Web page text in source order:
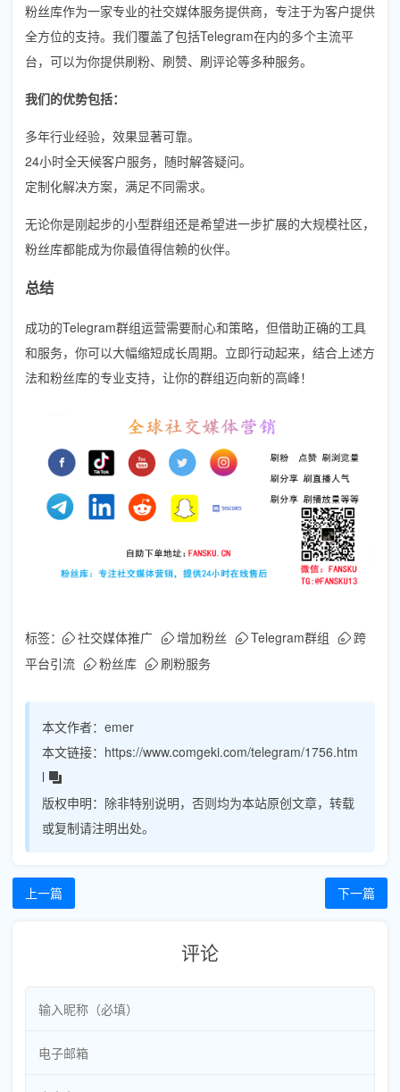
粉丝库作为一家专业的社交媒体服务提供商，专注于为客户提供
全方位的支持。我们覆盖了包括Telegram在内的多个主流平
台，可以为你提供刷粉、刷赞、刷评论等多种服务。
我们的优势包括：
多年行业经验，效果显著可靠。
24小时全天候客户服务，随时解答疑问。
定制化解决方案，满足不同需求。
无论你是刚起步的小型群组还是希望进一步扩展的大规模社区，
粉丝库都能成为你最值得信赖的伙伴。
总结
成功的Telegram群组运营需要耐心和策略，但借助正确的工具
和服务，你可以大幅缩短成长周期。立即行动起来，结合上述方
法和粉丝库的专业支持，让你的群组迈向新的高峰！
标签： 社交媒体推广 增加粉丝 Telegram群组
跨
平台引流
粉丝库 刷粉服务
本文作者： emer
本文链接： https://www.comgeki.com/telegram/1756.htm
l
版权申明： 除非特别说明，否则均为本站原创文章，转载
或复制请注明出处。
上一篇 下一篇
评论